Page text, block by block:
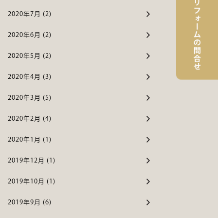
2020年7月 (2)
2020年6月 (2)
2020年5月 (2)
2020年4月 (3)
2020年3月 (5)
2020年2月 (4)
2020年1月 (1)
2019年12月 (1)
2019年10月 (1)
2019年9月 (6)